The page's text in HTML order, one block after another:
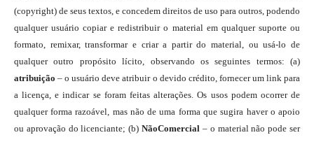
(copyright) de seus textos, e concedem direitos de uso para outros, podendo
qualquer usuário copiar e redistribuir o material em qualquer suporte ou
formato, remixar, transformar e criar a partir do material, ou usá-lo de
qualquer outro propósito lícito, observando os seguintes termos: (a)
atribuição – o usuário deve atribuir o devido crédito, fornecer um link para
a licença, e indicar se foram feitas alterações. Os usos podem ocorrer de
qualquer forma razoável, mas não de uma forma que sugira haver o apoio
ou aprovação do licenciante; (b)NãoComercial – o material não pode ser